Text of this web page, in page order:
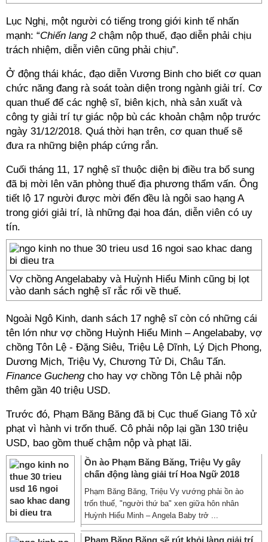
Lục Nghị, một người có tiếng trong giới kinh tế nhấn
mạnh: “Chiến lang 2chậm nộp thuế, đạo diễn phải chịu
trách nhiệm, diễn viên cũng phải chịu”.
Ở động thái khác, đạo diễn Vương Binh cho biết cơ quan
chức năng đang rà soát toàn diện trong ngành giải trí. Cơ
quan thuế để các nghệ sĩ, biên kịch, nhà sản xuất và
công ty giải trí tự giác nộp bù các khoản chậm nộp trước
ngày 31/12/2018. Quá thời hạn trên, cơ quan thuế sẽ
đưa ra những biện pháp cứng rắn.
Cuối tháng 11, 17 nghệ sĩ thuộc diện bị điều tra bổ sung
đã bị mời lên văn phòng thuế địa phương thẩm vấn. Ông
tiết lộ 17 người được mời đến đều là ngôi sao hạng A
trong giới giải trí, là những đại hoa đán, diễn viên có uy
tín.
Vợ chồng Angelababy và Huỳnh Hiểu Minh cũng bị lọt
vào danh sách nghệ sĩ rắc rối về thuế.
Ngoài Ngô Kinh, danh sách 17 nghệ sĩ còn có những cái
tên lớn như vợ chồng Huỳnh Hiểu Minh – Angelababy, vợ
chồng Tôn Lệ - Đặng Siêu, Triệu Lệ Dĩnh, Lý Dịch Phong,
Dương Mịch, Triệu Vy, Chương Tử Di, Châu Tấn.
Finance Guchengcho hay vợ chồng Tôn Lệ phải nộp
thêm gần 40 triệu USD.
Trước đó, Phạm Băng Băng đã bị Cục thuế Giang Tô xử
phạt vì hành vi trốn thuế. Cô phải nộp lại gần 130 triệu
USD, bao gồm thuế chậm nộp và phạt lãi.
Ồn ào Phạm Băng Băng, Triệu Vy gây
chấn động làng giải trí Hoa Ngữ 2018
Phạm Băng Băng, Triệu Vy vướng phải ồn ào
trốn thuế, "người thứ ba" xen giữa hôn nhân
Huỳnh Hiểu Minh – Angela Baby trở ...
Phạm Băng Băng sẽ rút khỏi làng giải trí